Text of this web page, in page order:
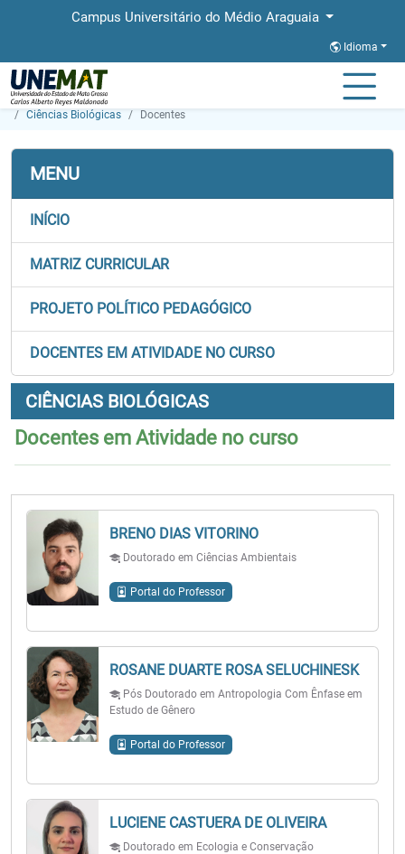
Campus Universitário do Médio Araguaia
Idioma
Página Inicial
Ciências Biológicas
Docentes
MENU
INÍCIO
MATRIZ CURRICULAR
PROJETO POLÍTICO PEDAGÓGICO
DOCENTES EM ATIVIDADE NO CURSO
CIÊNCIAS BIOLÓGICAS
Docentes em Atividade no curso
BRENO DIAS VITORINO
Doutorado em Ciências Ambientais
Portal do Professor
ROSANE DUARTE ROSA SELUCHINESK
Pós Doutorado em Antropologia Com Ênfase em
Estudo de Gênero
Portal do Professor
LUCIENE CASTUERA DE OLIVEIRA
Doutorado em Ecologia e Conservação